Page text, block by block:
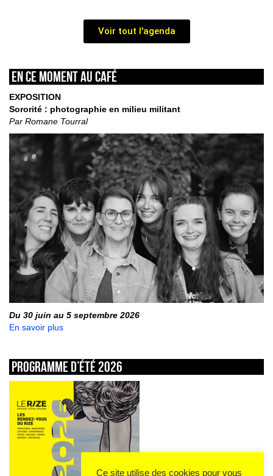
Voir tout l'agenda
En ce moment au café
EXPOSITION
Sororité : photographie en milieu militant
Par Romane Tourral
Du 30 juin au 5 septembre 2026
En savoir plus
Programme d’été 2026
Ce site utilise des cookies pour vous